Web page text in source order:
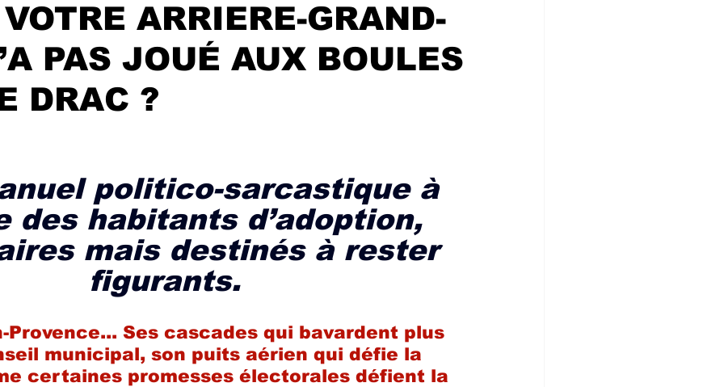
ARRIERE-GRAND-
PAS JOUÉ AUX BOULES
DRAC ?
5.
politico-sarcastique à
des habitants d’adoption,
mais destinés à rester
figurants.
Provence... Ses cascades qui bavardent plus
municipal, son puits aérien qui défie la
certaines promesses électorales défient la